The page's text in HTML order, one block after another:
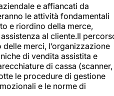
e affiancati da
le attività fondamentali
e riordino della merce,
al cliente.Il
merci, l’organizzazione
di vendita assistita e
di cassa (scanner,
le procedure di gestione
e le norme di